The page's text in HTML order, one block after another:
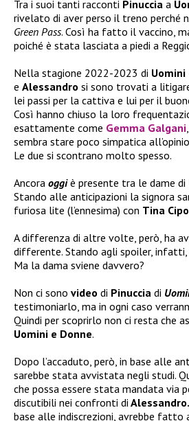
Tra i suoi tanti racconti Pinuccia a
rivelato di aver perso il treno perché
Green Pass. Così ha fatto il vaccino,
poiché è stata lasciata a piedi a
Nella stagione 2022-2023 di Uomini
e Alessandro si sono trovati a
lei passi per la cattiva e lui per il
Così hanno chiuso la loro
esattamente come Gemma Galgani
sembra stare poco simpatica
Le due si scontrano molto spesso.
Ancora oggiè presente tra le dame di
Stando alle anticipazioni la signora
furiosa lite (l’ennesima) con Tina
A differenza di altre volte, però, ha
differente. Stando agli spoiler,
Ma la dama sviene davvero?
Non ci sono video di Pinuccia di
testimoniarlo, ma in ogni caso
Quindi per scoprirlo non ci resta che
Uomini e Donne.
Dopo l’accaduto, però, in base alle
sarebbe stata avvistata negli studi.
che possa essere stata mandata via
discutibili nei confronti di Alessandro.
base alle indiscrezioni, avrebbe fatto